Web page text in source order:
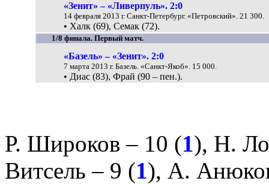
«Зенит» – «Ливерпуль». 2:0
14 февраля 2013 г. Санкт-Петербург. «Петровский». 21 300.
• Халк (69), Семак (72).
1/8 финала. Первый матч.
«Базель» – «Зенит». 2:0
7 марта 2013 г. Базель. «Санкт-Якоб». 15 000.
• Диас (83), Фрай (90 – пен.).
Р. Широков – 10 (1), Н.
Витсель – 9 (1), А.